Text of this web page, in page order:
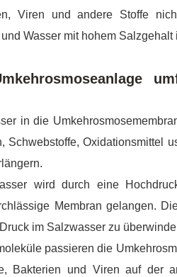
Viren und andere Stoffe
Wasser mit hohem
in die
Schwebstoffe, Oxidationsmittel
wird durch eine
Membran gelangen.
im Salzwasser zu
passieren die
Bakterien und Viren auf der